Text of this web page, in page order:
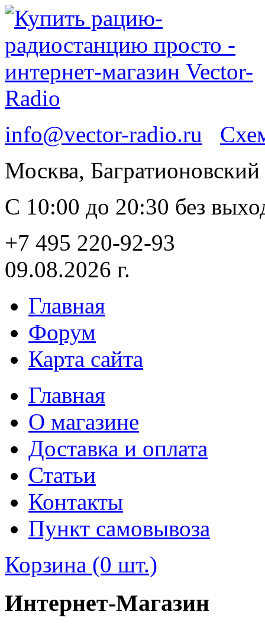
info@vector-radio.ru
Москва,
С 10:00 до 20:30 без
+7 495 220-92-93
09.08.2026 г.
Главная
Форум
Карта сайта
Главная
О магазине
Доставка и оплата
Статьи
Контакты
Пункт самовывоза
Корзина (0 шт.)
Интернет-Магазин